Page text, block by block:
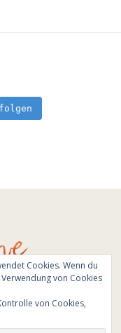
2017.
Cookies. Wenn du
von Cookies
von Cookies,